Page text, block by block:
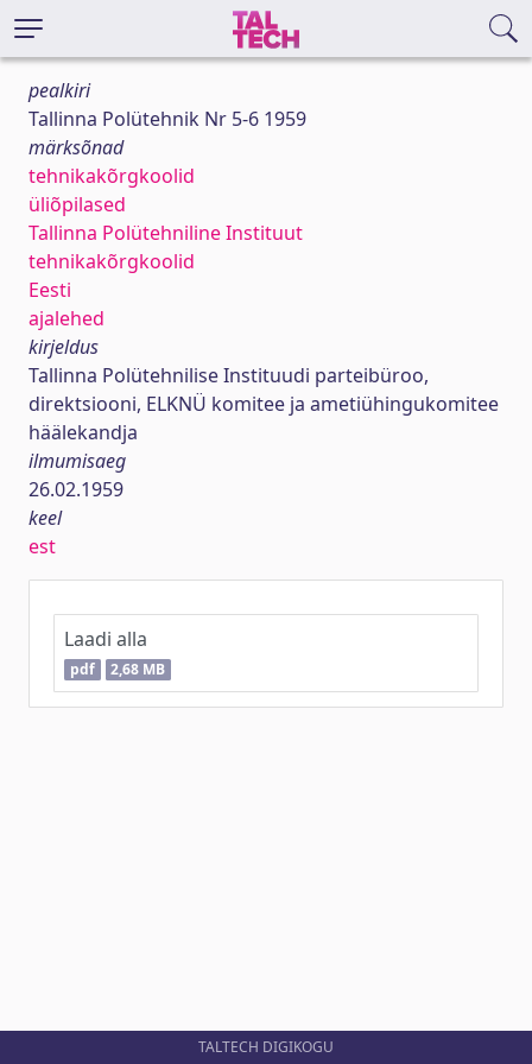
pealkiri
Tallinna Polütehnik Nr 5-6 1959
märksõnad
tehnikakõrgkoolid
üliõpilased
Tallinna Polütehniline Instituut
tehnikakõrgkoolid
Eesti
ajalehed
kirjeldus
Tallinna Polütehnilise Instituudi parteibüroo,
direktsiooni, ELKNÜ komitee ja ametiühingukomitee
häälekandja
ilmumisaeg
26.02.1959
keel
est
Laadi alla
pdf 2,68 MB
TALTECH DIGIKOGU